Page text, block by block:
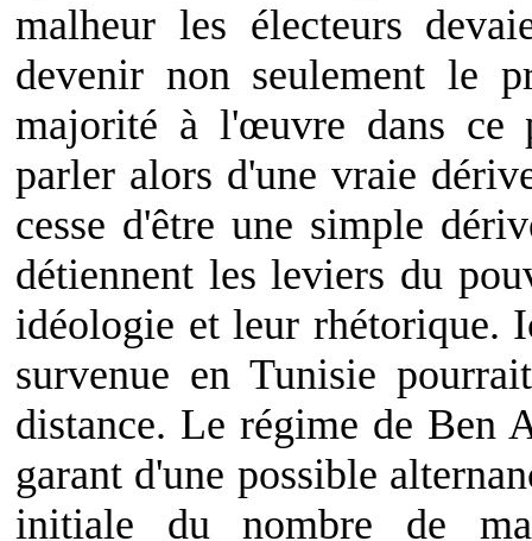
malheur les électeurs
devenir non seulement le
majorité à l'œuvre dans ce
parler alors d'une vraie
cesse d'être une simple
détiennent les leviers du
idéologie et leur rhétorique.
survenue en Tunisie
distance. Le régime de Ben
garant d'une possible
initiale du nombre de